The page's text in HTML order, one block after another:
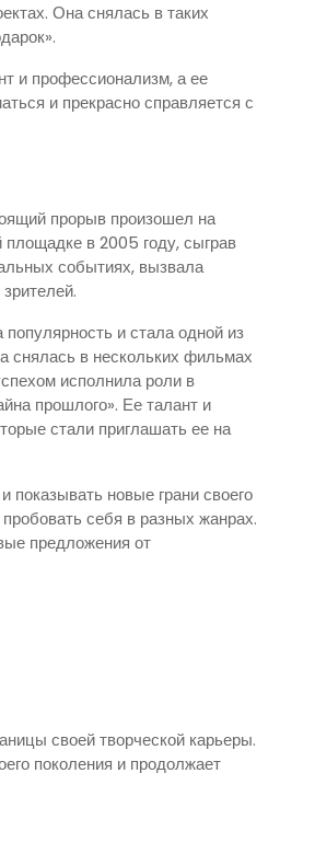
Она снялась в таких
и профессионализм, а ее
и прекрасно справляется с
прорыв произошел на
в 2005 году, сыграв
событиях, вызвала
и стала одной из
снялась в нескольких фильмах
исполнила роли в
прошлого». Ее талант и
стали приглашать ее на
новые грани своего
себя в разных жанрах.
предложения от
своей творческой карьеры.
поколения и продолжает